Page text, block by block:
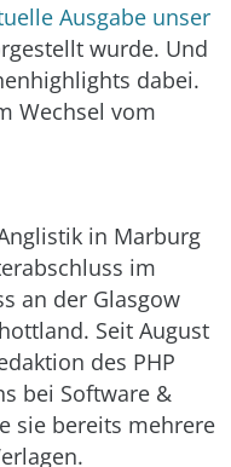
Ausgabe unser
wurde. Und
dabei.
Wechsel vom
in Marburg
im
an der Glasgow
Seit August
des PHP
bei Software &
sie bereits mehrere